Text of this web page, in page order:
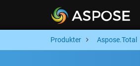
Produkter Aspose.Total